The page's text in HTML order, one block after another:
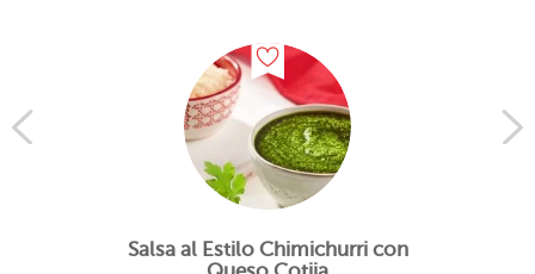
Salsa al Estilo Chimichurri con